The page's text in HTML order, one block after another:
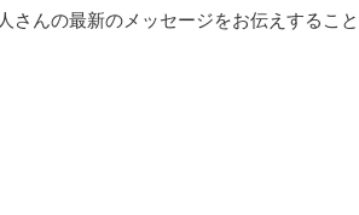
さんの最新のメッセージをお伝えすること